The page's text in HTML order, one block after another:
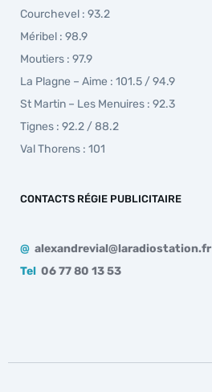
Courchevel : 93.2
Méribel : 98.9
Moutiers : 97.9
La Plagne – Aime : 101.5 / 94.9
St Martin – Les Menuires : 92.3
Tignes : 92.2 / 88.2
Val Thorens : 101
CONTACTS RÉGIE PUBLICITAIRE
@ alexandrevial@laradiostation.fr
Tel 06 77 80 13 53